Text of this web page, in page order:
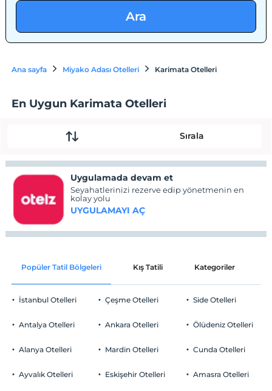
Ara
Ana sayfa Miyako Adası Otelleri Karimata Otelleri
En Uygun Karimata Otelleri
Sırala
Uygulamada devam et
Seyahatlerinizi rezerve edip yönetmenin en
kolay yolu
UYGULAMAYI AÇ
Popüler Tatil Bölgeleri Kış Tatili Kategoriler
İstanbul Otelleri
Antalya Otelleri
Alanya Otelleri
Ayvalık Otelleri
Çeşme Otelleri
Ankara Otelleri
Mardin Otelleri
Eskişehir Otelleri
Side Otelleri
Ölüdeniz Otelleri
Cunda Otelleri
Amasra Otelleri